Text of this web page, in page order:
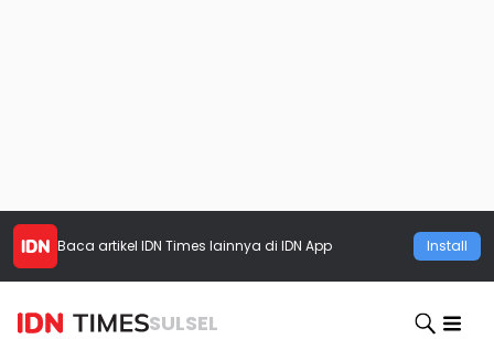
Baca artikel IDN Times lainnya di IDN App Install
SULSEL